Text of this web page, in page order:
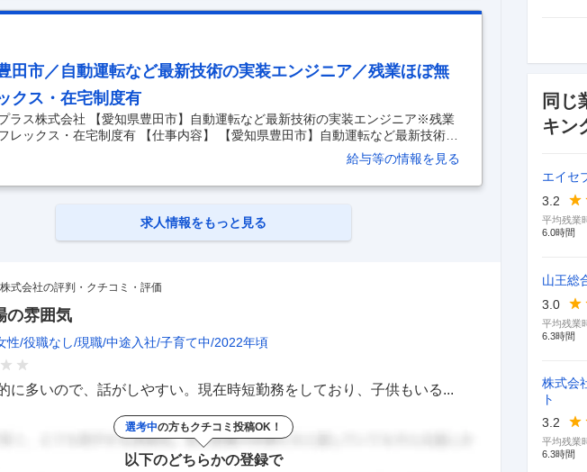
。 ■業
田市／自動運転など最新技術の実装エンジニア／残業ほぼ無
クス・在宅制度有
ラス株式会社 【愛知県豊田市】自動運転など最新技術の実装エンジニア※残業
レックス・在宅制度有 【仕事内容】 【愛知県豊田市】自動運転など最新技術の
ジニア※残業ほぼ無／フレックス・在宅制度有 【具体的な仕事内容】 ■業務内
自動運転や先進安全システムを開発車両に搭載し設計通りに動くようにする仕
1～3年後に発売される新型車に搭載される自動運転や先進運転支援システムな
ますので車両に合わせて改善し設計通り動くようにすること。 具体的には、自
給与等の情報を見る
求人情報をもっと見る
式会社の評判・クチコミ・評価
の雰囲気
性 役職なし 現職 中途入社 子育て中 2022年頃
に多いので、話がしやすい。現在時短勤務をしており、子供もいる...
選考中の方もクチコミ投稿OK！
以下のどちらかの登録で
同じ
キン
エイセ
3.2
平均残業
6.0時間
山王総
3.0
平均残業
6.3時間
株式会
ト
3.2
平均残業
6.3時間